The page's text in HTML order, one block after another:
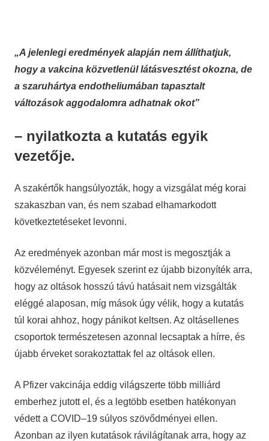
„A jelenlegi eredmények alapján nem állíthatjuk,
hogy a vakcina közvetlenül látásvesztést okozna, de
a szaruhártya endotheliumában tapasztalt
változások aggodalomra adhatnak okot”
– nyilatkozta a kutatás egyik
vezetője.
A szakértők hangsúlyozták, hogy a vizsgálat még korai
szakaszban van, és nem szabad elhamarkodott
következtetéseket levonni.
Az eredmények azonban már most is megosztják a
közvéleményt. Egyesek szerint ez újabb bizonyíték arra,
hogy az oltások hosszú távú hatásait nem vizsgálták
eléggé alaposan, míg mások úgy vélik, hogy a kutatás
túl korai ahhoz, hogy pánikot keltsen. Az oltásellenes
csoportok természetesen azonnal lecsaptak a hírre, és
újabb érveket sorakoztattak fel az oltások ellen.
A Pfizer vakcinája eddig világszerte több milliárd
emberhez jutott el, és a legtöbb esetben hatékonyan
védett a COVID–19 súlyos szövődményei ellen.
Azonban az ilyen kutatások rávilágítanak arra, hogy az